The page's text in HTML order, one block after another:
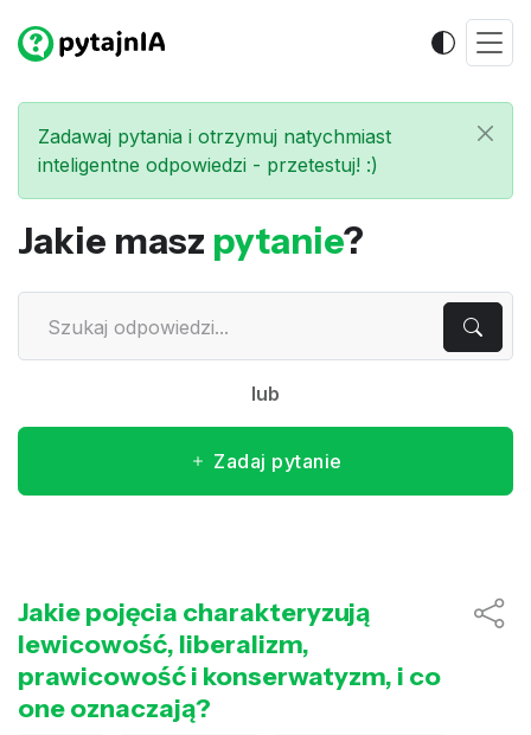
Zadawaj pytania i otrzymuj natychmiast
inteligentne odpowiedzi - przetestuj! :)
Jakie masz pytanie?
lub
Zadaj pytanie
Jakie pojęcia charakteryzują
lewicowość, liberalizm,
prawicowość i konserwatyzm, i co
one oznaczają?